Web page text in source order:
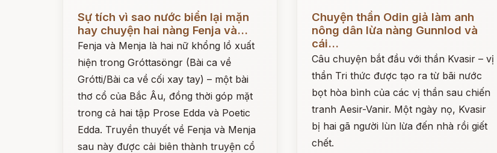
Sự tích vì sao nước biển lại mặn
hay chuyện hai nàng Fenja và...
Fenja và Menja là hai nữ khổng lồ xuất
hiện trong Gróttasöngr (Bài ca về
Grótti/Bài ca về cối xay tay) – một bài
thơ cổ của Bắc Âu, đồng thời góp mặt
trong cả hai tập Prose Edda và Poetic
Edda. Truyền thuyết về Fenja và Menja
sau này được cải biên thành truyện cổ
Chuyện thần Odin giả làm anh
nông dân lừa nàng Gunnlod và
cái...
Câu chuyện bắt đầu với thần Kvasir – vị
thần Tri thức được tạo ra từ bãi nước
bọt hòa bình của các vị thần sau chiến
tranh Aesir-Vanir. Một ngày nọ, Kvasir
bị hai gã người lùn lừa đến nhà rồi giết
chết.